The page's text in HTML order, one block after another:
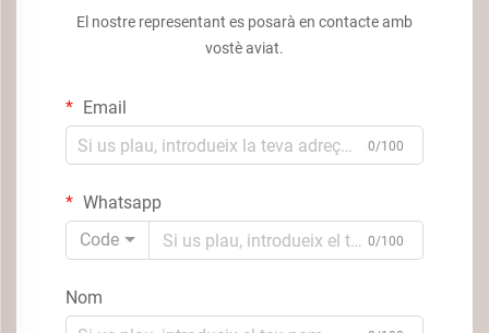
El nostre representant es posarà en contacte amb
vostè aviat.
Email
0/100
Whatsapp
Code
0/100
Nom